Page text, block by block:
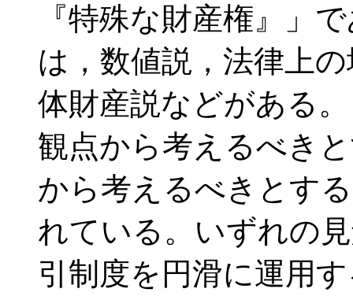
『特殊な財産権』」
は，数値説，法律上
体財産説などがある
観点から考えるべき
から考えるべきとす
れている。いずれの
引制度を円滑に運用